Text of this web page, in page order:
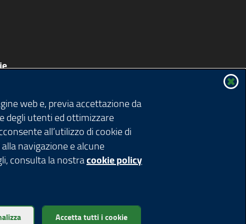
web e, previa accettazione da
degli utenti ed ottimizzare
all’utilizzo di cookie di
navigazione e alcune
consulta la nostracookie policy
Accetta tutti i cookie